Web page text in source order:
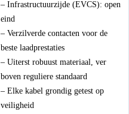
– Infrastructuurzijde (EVCS): open
eind
– Verzilverde contacten voor de
beste laadprestaties
– Uiterst robuust materiaal, ver
boven reguliere standaard
– Elke kabel grondig getest op
veiligheid